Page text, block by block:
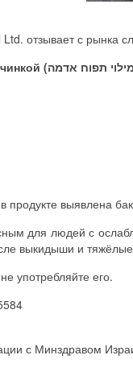
отзывает с рынка
продукте выявлена
для людей с
выкидыши и
употребляйте его.
с Минздравом